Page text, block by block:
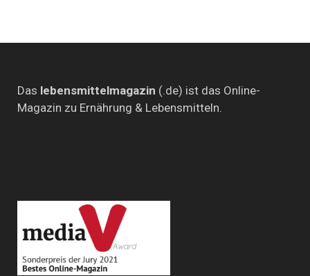
Das lebensmittelmagazin (.de) ist das Online-
Magazin zu Ernährung & Lebensmitteln.